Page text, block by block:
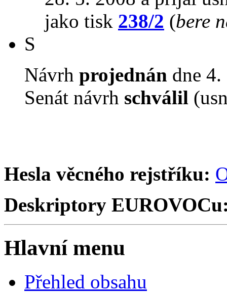
jako tisk 238/2 (bere
S
Návrh projednán dne
Senát návrh schválil
Hesla věcného rejstříku:
Deskriptory
Hlavní menu
Přehled obsahu